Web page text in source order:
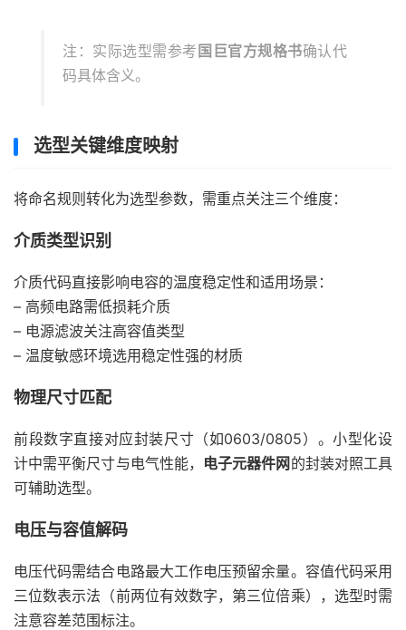
注：实际选型需参考 国巨官方规格书确认代
码具体含义。
选型关键维度映射
将命名规则转化为选型参数，需重点关注三个维度：
介质类型识别
介质代码直接影响电容的温度稳定性和适用场景：
– 高频电路需低损耗介质
– 电源滤波关注高容值类型
– 温度敏感环境选用稳定性强的材质
物理尺寸匹配
前段数字直接对应封装尺寸（如0603/0805）。小型化设
计中需平衡尺寸与电气性能， 电子元器件网 的封装对照工具
可辅助选型。
电压与容值解码
电压代码需结合电路最大工作电压预留余量。容值代码采用
三位数表示法（前两位有效数字，第三位倍乘），选型时需
注意容差范围标注。